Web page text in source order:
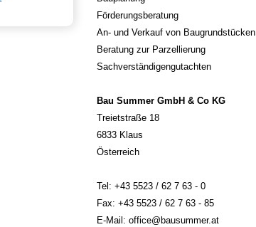
Förderungsberatung
An- und Verkauf von Baugrundstücken
Beratung zur Parzellierung
Sachverständigengutachten
Bau Summer GmbH & Co KG
Treietstraße 18
6833 Klaus
Österreich
Tel: +43 5523 / 62 7 63 - 0
Fax: +43 5523 / 62 7 63 - 85
E-Mail: office@bausummer.at